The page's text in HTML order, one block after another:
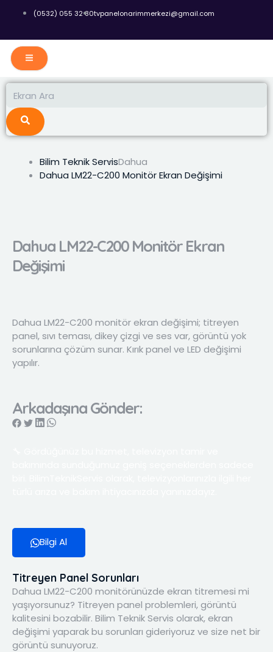
(0532) 055 32 80tvpanelonarimmerkezi@gmail.com
Bilim Teknik ServisDahua
Dahua LM22-C200 Monitör Ekran Değişimi
Dahua LM22-C200 Monitör Ekran
Değişimi
Dahua LM22-C200 monitör ekran değişimi; titreyen
panel, sıvı teması, dikey çizgi ve ses var, görüntü yok
sorunlarına çözüm sunar. Kırık panel ve LED değişimi
yapılır.
Arkadaşına Gönder:
Bilgi Al
Titreyen Panel Sorunları
Dahua LM22-C200 monitörünüzde ekran titremesi mi
yaşıyorsunuz? Titreyen panel problemleri, görüntü
kalitesini bozabilir. Bilim Teknik Servis olarak, ekran
değişimi yaparak bu sorunları gideriyoruz ve size net bir
görüntü sunuyoruz.